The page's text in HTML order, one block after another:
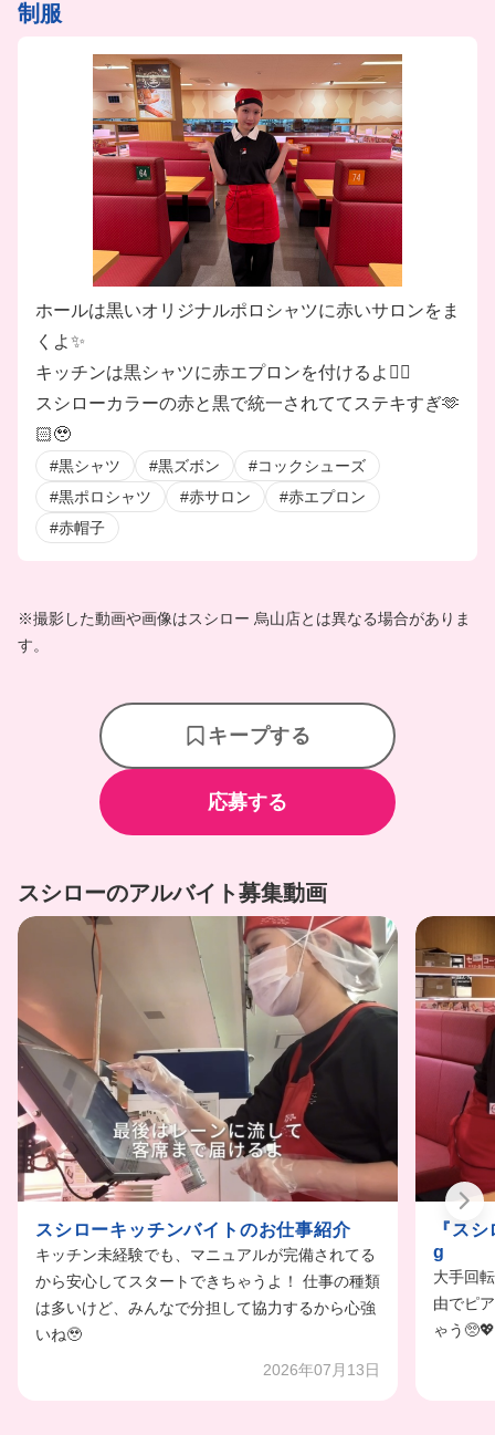
制服
ホールは黒いオリジナルポロシャツに赤いサロンをま
くよ✨
キッチンは黒シャツに赤エプロンを付けるよ❤️‍🔥
スシローカラーの赤と黒で統一されててステキすぎ🫶
🏻🥹
#黒シャツ #黒ズボン
#コックシューズ
#黒ポロシャツ
#赤サロン
#赤エプロン
#赤帽子
※撮影した動画や画像はスシロー 烏山店とは異なる場合がありま
す。
キープする
応募する
スシローのアルバイト募集動画
スシローキッチンバイトのお仕事紹介
キッチン未経験でも、マニュアルが完備されてる
から安心してスタートできちゃうよ！ 仕事の種類
は多いけど、みんなで分担して協力するから心強
いね🥹
2026年07月13日
『ス
g
大手回
由でピ
ゃう